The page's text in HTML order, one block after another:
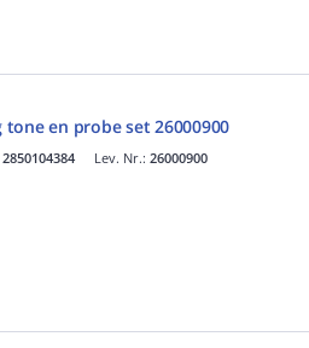
en probe set 26000900
2850104384 Lev. Nr.: 26000900